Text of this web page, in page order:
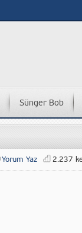
Sünger Bob
Yorum Yaz 2.237